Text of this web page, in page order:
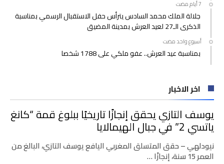
جلالة الملك محمد السادس يترأس حفل الاستقبال الرسمي بمناسبة
الذكرى الـ27 لعيد العرش بمدينة المضيق
‫‫‫‏‫أسبوع واحد مضت‬
بمناسبة عيد العرش.. عفو ملكي على 1788 شخصا
اخر الاخبار
يوسف التازي يحقق إنجازًا تاريخيًا ببلوغ قمة “كانغ
ياتسي 2” في جبال الهيمالايا
نيودلهي – حقق المتسلق المغربي اليافع يوسف التازي، البالغ من
العمر 15 سنة، إنجازًا …